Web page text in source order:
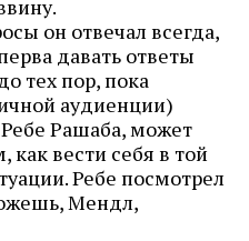
он отвечал всегда,
давать ответы
тех пор, пока
аудиенции)
Рашаба, может
как вести себя в той
Ребе посмотрел
Мендл,